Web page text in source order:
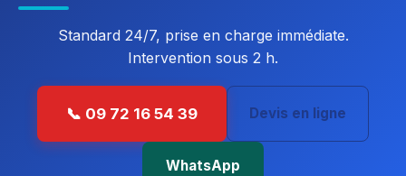
Standard 24/7, prise en charge immédiate.
Intervention sous 2 h.
📞 09 72 16 54 39 Devis en ligne
WhatsApp